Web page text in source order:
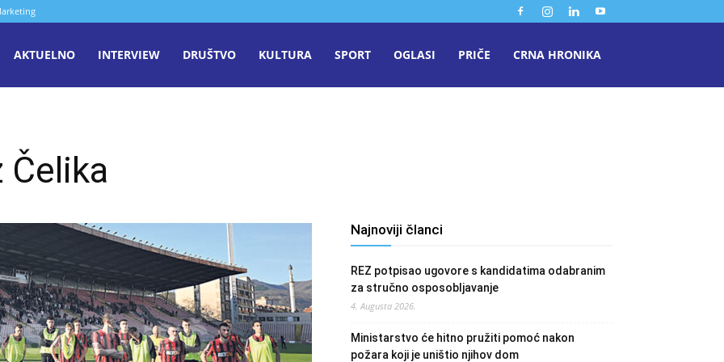
AKTUELNO INTERVIEW DRUŠTVO KULTURA SPORT OGLASI PRIČE CRNA HRONIKA
Čelika
Najnoviji članci
REZ potpisao ugovore s kandidatima odabranim
za stručno osposobljavanje
4. Augusta 2026.
Ministarstvo će hitno pružiti pomoć nakon
požara koji je uništio njihov dom